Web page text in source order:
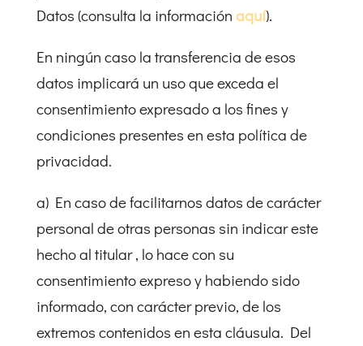
Datos (consulta la información aquí).
En ningún caso la transferencia de esos
datos implicará un uso que exceda el
consentimiento expresado a los fines y
condiciones presentes en esta política de
privacidad.
a) En caso de facilitarnos datos de carácter
personal de otras personas sin indicar este
hecho al titular , lo hace con su
consentimiento expreso y habiendo sido
informado, con carácter previo, de los
extremos contenidos en esta cláusula. Del